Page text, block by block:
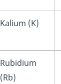
Kalium (K)
Rubidium
(Rb)